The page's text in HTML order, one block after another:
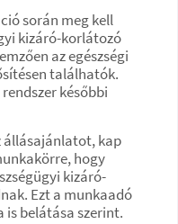
során meg kell
kizáró-korlátozó
az egészségi
találhatók.
későbbi
állásajánlatot, kap
hogy
kizáró-
Ezt a munkaadó
belátása szerint.